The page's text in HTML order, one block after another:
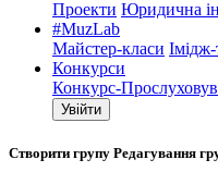
Проекти Юридична
#MuzLab
Майстер-класи
Конкурси
Конкурс-
Увійти
Створити групу Редагування